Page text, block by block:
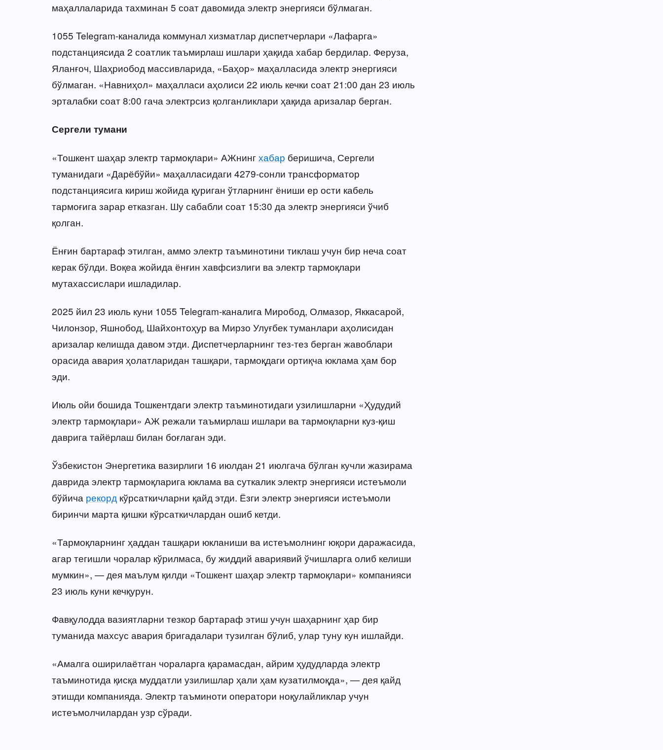
маҳаллаларида тахминан 5 соат давомида электр энергияси бўлмаган.
1055 Telegram-каналида коммунал хизматлар диспетчерлари «Лафарга»
подстанциясида 2 соатлик таъмирлаш ишлари ҳақида хабар бердилар. Феруза,
Яланғоч, Шаҳриобод массивларида, «Баҳор» маҳалласида электр энергияси
бўлмаган. «Навниҳол» маҳалласи аҳолиси 22 июль кечки соат 21:00 дан 23 июль
эрталабки соат 8:00 гача электрсиз қолганликлари ҳақида аризалар берган.
Сергели тумани
«Тошкент шаҳар электр тармоқлари» АЖнингхабар беришича, Сергели
туманидаги «Дарёбўйи» маҳалласидаги 4279-сонли трансформатор
подстанциясига кириш жойида қуриган ўтларнинг ёниши ер ости кабель
тармоғига зарар етказган. Шу сабабли соат 15:30 да электр энергияси ўчиб
қолган.
Ёнғин бартараф этилган, аммо электр таъминотини тиклаш учун бир неча соат
керак бўлди. Воқеа жойида ёнғин хавфсизлиги ва электр тармоқлари
мутахассислари ишладилар.
2025 йил 23 июль куни 1055 Telegram-каналига Миробод, Олмазор, Яккасарой,
Чилонзор, Яшнобод, Шайхонтоҳур ва Мирзо Улуғбек туманлари аҳолисидан
аризалар келишда давом этди. Диспетчерларнинг тез-тез берган жавоблари
орасида авария ҳолатларидан ташқари, тармоқдаги ортиқча юклама ҳам бор
эди.
Июль ойи бошида Тошкентдаги электр таъминотидаги узилишларни «Ҳудудий
электр тармоқлари» АЖ режали таъмирлаш ишлари ва тармоқларни куз-қиш
даврига тайёрлаш билан боғлаган эди.
Ўзбекистон Энергетика вазирлиги 16 июлдан 21 июлгача бўлган кучли жазирама
даврида электр тармоқларига юклама ва суткалик электр энергияси истеъмоли
бўйича рекордкўрсаткичларни қайд этди. Ёзги электр энергияси истеъмоли
биринчи марта қишки кўрсаткичлардан ошиб кетди.
«Тармоқларнинг ҳаддан ташқари юкланиши ва истеъмолнинг юқори даражасида,
агар тегишли чоралар кўрилмаса, бу жиддий авариявий ўчишларга олиб келиши
мумкин», — дея маълум қилди «Тошкент шаҳар электр тармоқлари» компанияси
23 июль куни кечқурун.
Фавқулодда вазиятларни тезкор бартараф этиш учун шаҳарнинг ҳар бир
туманида махсус авария бригадалари тузилган бўлиб, улар туну кун ишлайди.
«Амалга оширилаётган чораларга қарамасдан, айрим ҳудудларда электр
таъминотида қисқа муддатли узилишлар ҳали ҳам кузатилмоқда», — дея қайд
этишди компанияда. Электр таъминоти оператори ноқулайликлар учун
истеъмолчилардан узр сўради.